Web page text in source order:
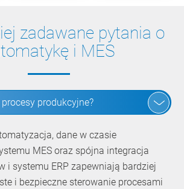
zadawane pytania o
i MES
produkcyjne?
dane w czasie
MES oraz spójna integracja
i systemu ERP zapewniają bardziej
i bezpieczne sterowanie procesami